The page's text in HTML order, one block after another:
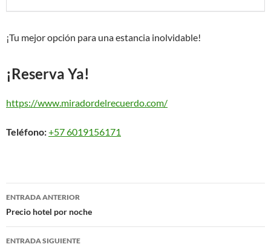
¡Tu mejor opción para una estancia inolvidable!
¡Reserva Ya!
https://www.miradordelrecuerdo.com/
Teléfono:+57 6019156171
Navegación
de
entradas
ENTRADA ANTERIOR
Precio hotel por noche
ENTRADA SIGUIENTE